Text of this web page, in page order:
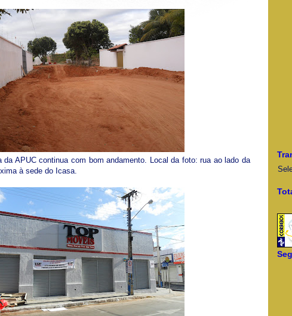
da APUC continua com bom andamento. Local da foto: rua ao lado da
à sede do Icasa.